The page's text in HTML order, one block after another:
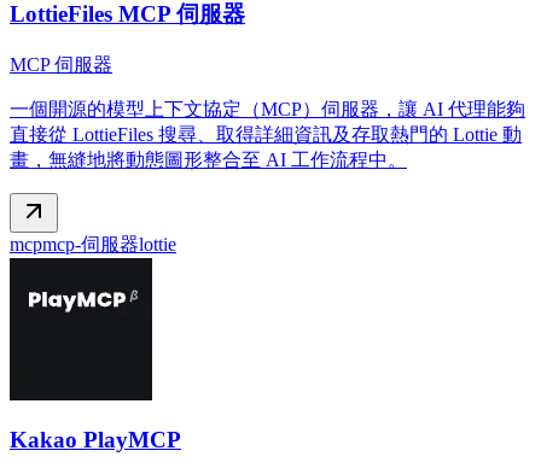
LottieFiles MCP 伺服器
MCP 伺服器
一個開源的模型上下文協定（MCP）伺服器，讓 AI 代理能夠
直接從 LottieFiles 搜尋、取得詳細資訊及存取熱門的 Lottie 動
畫，無縫地將動態圖形整合至 AI 工作流程中。
mcpmcp-伺服器lottie
Kakao PlayMCP